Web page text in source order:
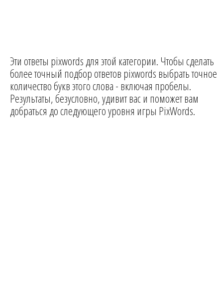
Эти ответы pixwords для этой категории. Чтобы сделать
более точный подбор ответов pixwords выбрать точное
количество букв этого слова - включая пробелы.
Результаты, безусловно, удивит вас и поможет вам
добраться до следующего уровня игры PixWords.